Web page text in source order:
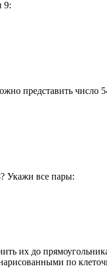
9:
представить число
Укажи все пары:
их до
по